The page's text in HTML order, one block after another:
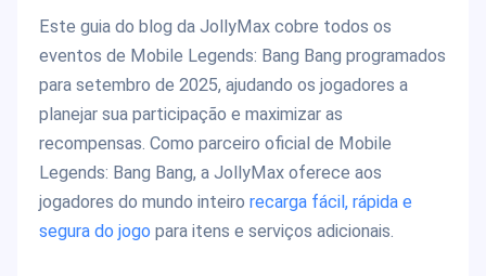
Este guia do blog da JollyMax cobre todos os
eventos de Mobile Legends: Bang Bang programados
para setembro de 2025, ajudando os jogadores a
planejar sua participação e maximizar as
recompensas. Como parceiro oficial de Mobile
Legends: Bang Bang, a JollyMax oferece aos
jogadores do mundo inteiro recarga fácil, rápida e
segura do jogo para itens e serviços adicionais.